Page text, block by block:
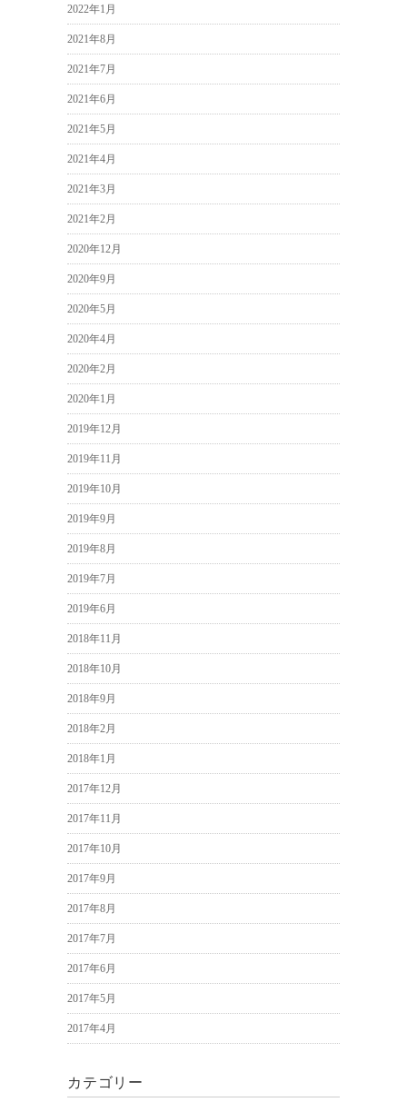
2022年1月
2021年8月
2021年7月
2021年6月
2021年5月
2021年4月
2021年3月
2021年2月
2020年12月
2020年9月
2020年5月
2020年4月
2020年2月
2020年1月
2019年12月
2019年11月
2019年10月
2019年9月
2019年8月
2019年7月
2019年6月
2018年11月
2018年10月
2018年9月
2018年2月
2018年1月
2017年12月
2017年11月
2017年10月
2017年9月
2017年8月
2017年7月
2017年6月
2017年5月
2017年4月
カテゴリー